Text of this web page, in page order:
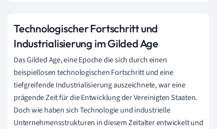
Technologischer Fortschritt und
Industrialisierung im Gilded Age
Das Gilded Age, eine Epoche die sich durch einen
beispiellosen technologischen Fortschritt und eine
tiefgreifende Industrialisierung auszeichnete, war eine
prägende Zeit für die Entwicklung der Vereinigten Staaten.
Doch wie haben sich Technologie und industrielle
Unternehmensstrukturen in diesem Zeitalter entwickelt und